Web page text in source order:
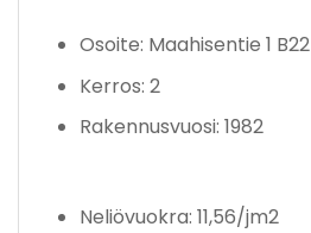
Osoite: Maahisentie 1 B22
Kerros: 2
Rakennusvuosi: 1982
Neliövuokra: 11,56/jm2